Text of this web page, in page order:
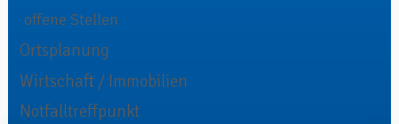
offene Stellen
Ortsplanung
Wirtschaft / Immobilien
Notfalltreffpunkt